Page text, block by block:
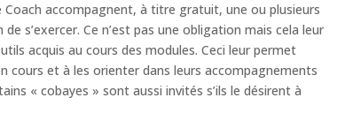
accompagnent, à titre gratuit, une ou plusieurs
s’exercer. Ce n’est pas une obligation mais cela leur
acquis au cours des modules. Ceci leur permet
cours et à les orienter dans leurs accompagnements
« cobayes » sont aussi invités s’ils le désirent à